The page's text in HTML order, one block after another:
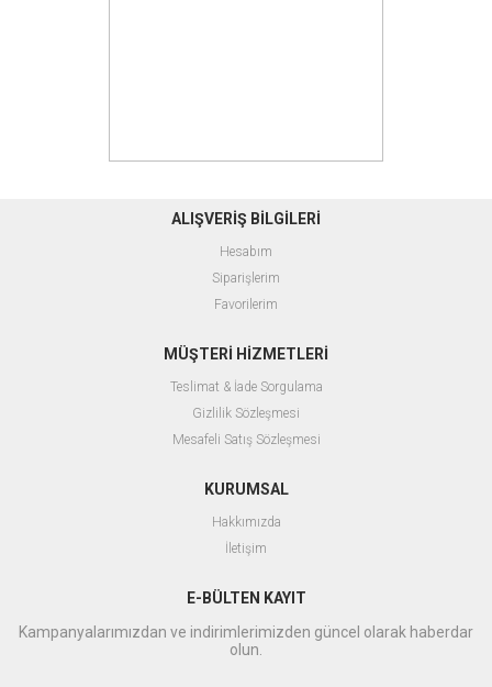
ALIŞVERİŞ BİLGİLERİ
Hesabım
Siparişlerim
Favorilerim
MÜŞTERİ HİZMETLERİ
Teslimat & İade Sorgulama
Gizlilik Sözleşmesi
Mesafeli Satış Sözleşmesi
KURUMSAL
Hakkımızda
İletişim
E-BÜLTEN KAYIT
Kampanyalarımızdan ve indirimlerimizden güncel olarak haberdar
olun.